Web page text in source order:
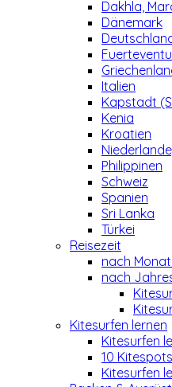
Dakhla,
Dänemark
Italien
Kapstadt
Kenia
Kroatien
Philippinen
Schweiz
Spanien
Sri Lanka
Türkei
Reisezeit
nach
nach
Kitesurfen lernen
Kitesurfen
10
Kitesurfen